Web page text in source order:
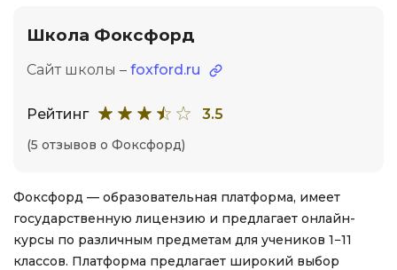
Школа Фоксфорд
Сайт школы – foxford.ru
Рейтинг 3.5
(5 отзывов о Фоксфорд)
Фоксфорд — образовательная платформа, имеет
государственную лицензию и предлагает онлайн-
курсы по различным предметам для учеников 1−11
классов. Платформа предлагает широкий выбор